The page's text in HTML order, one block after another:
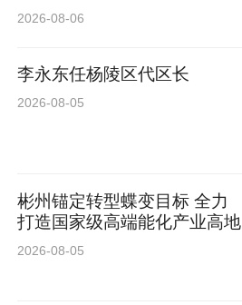
2026-08-06
李永东任杨陵区代区长
2026-08-05
彬州锚定转型蝶变目标 全力
打造国家级高端能化产业高地
2026-08-05